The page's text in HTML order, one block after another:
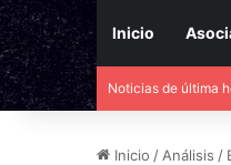
Inicio
Noticias de última
Inicio / Análisis /